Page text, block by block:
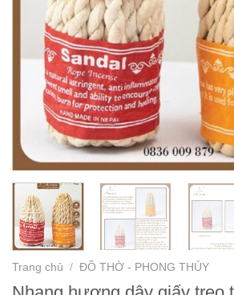
Trang chủ / ĐỒ THỜ - PHONG THỦY